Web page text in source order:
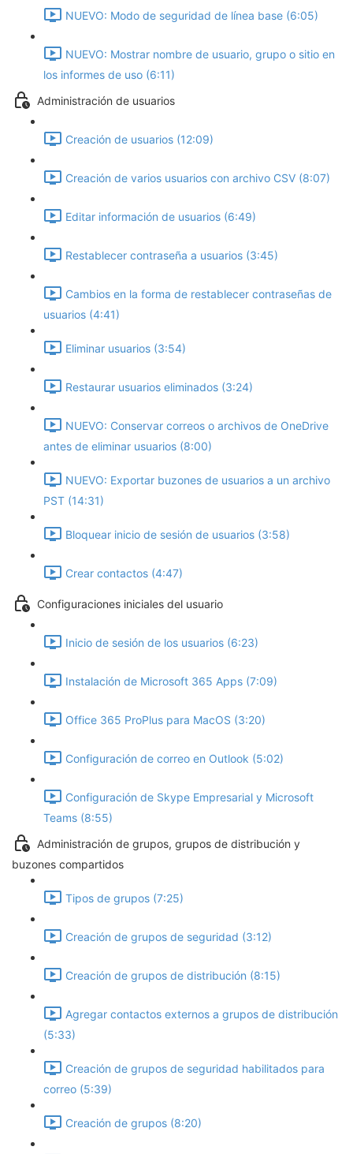
NUEVO: Modo de seguridad de línea base‎ (6:05)
NUEVO: Mostrar nombre de usuario, grupo o sitio en
los informes de uso (6:11)
Administración de usuarios
Creación de usuarios (12:09)
Creación de varios usuarios con archivo CSV (8:07)
Editar información de usuarios (6:49)
Restablecer contraseña a usuarios (3:45)
Cambios en la forma de restablecer contraseñas de
usuarios (4:41)
Eliminar usuarios (3:54)
Restaurar usuarios eliminados (3:24)
NUEVO: Conservar correos o archivos de OneDrive
antes de eliminar usuarios (8:00)
NUEVO: Exportar buzones de usuarios a un archivo
PST (14:31)
Bloquear inicio de sesión de usuarios (3:58)
Crear contactos (4:47)
Configuraciones iniciales del usuario
Inicio de sesión de los usuarios (6:23)
Instalación de Microsoft 365 Apps (7:09)
Office 365 ProPlus para MacOS (3:20)
Configuración de correo en Outlook (5:02)
Configuración de Skype Empresarial y Microsoft
Teams (8:55)
Administración de grupos, grupos de distribución y
buzones compartidos
Tipos de grupos (7:25)
Creación de grupos de seguridad (3:12)
Creación de grupos de distribución (8:15)
Agregar contactos externos a grupos de distribución
(5:33)
Creación de grupos de seguridad habilitados para
correo (5:39)
Creación de grupos (8:20)